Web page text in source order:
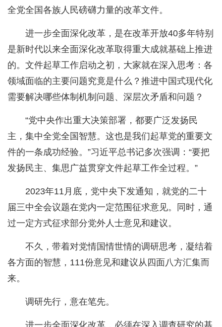
全党全国各族人民磅礴力量的改革文件。
进一步全面深化改革，是在改革开放40多年特别
是新时代以来全面深化改革取得重大成就基础上推进
的。文件起草工作启动之初，大家就在深入思考：各
领域面临的主要问题究竟是什么？推进中国式现代化
需要解决哪些体制机制问题、深层次矛盾和问题？
“党中央作出重大决策部署，都要广泛发扬民
主，集中全党全国智慧。这也是我们起草党的重要文
件的一条成功经验。”习近平总书记多次强调：“要把
发扬民主、集思广益贯穿文件起草工作全过程。”
2023年11月底，党中央下发通知，就党的二十
届三中全会议题在党内一定范围征求意见。同时，通
过一定方式征求部分党外人士意见和建议。
不久，带着对党情国情世情的调研思考，凝结着
各方面的智慧，111份意见和建议从四面八方汇集而
来。
调研先行，意在笔先。